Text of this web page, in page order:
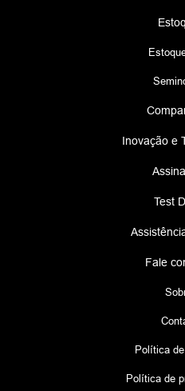
Inovação e
Test
Fale
Política
Política de